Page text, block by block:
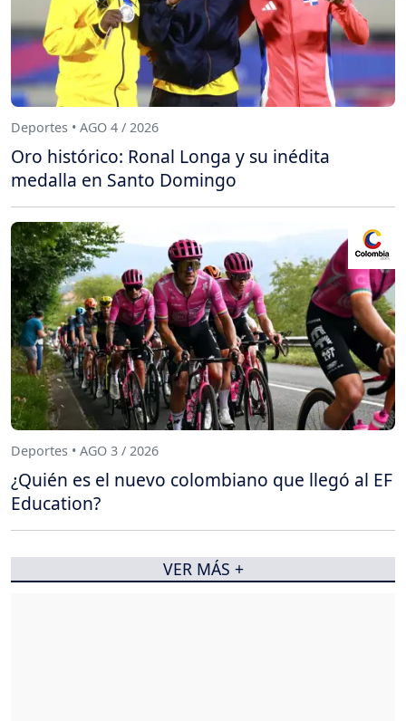
Deportes • AGO 4 / 2026
Oro histórico: Ronal Longa y su inédita
medalla en Santo Domingo
Deportes • AGO 3 / 2026
¿Quién es el nuevo colombiano que llegó al EF
Education?
VER MÁS +